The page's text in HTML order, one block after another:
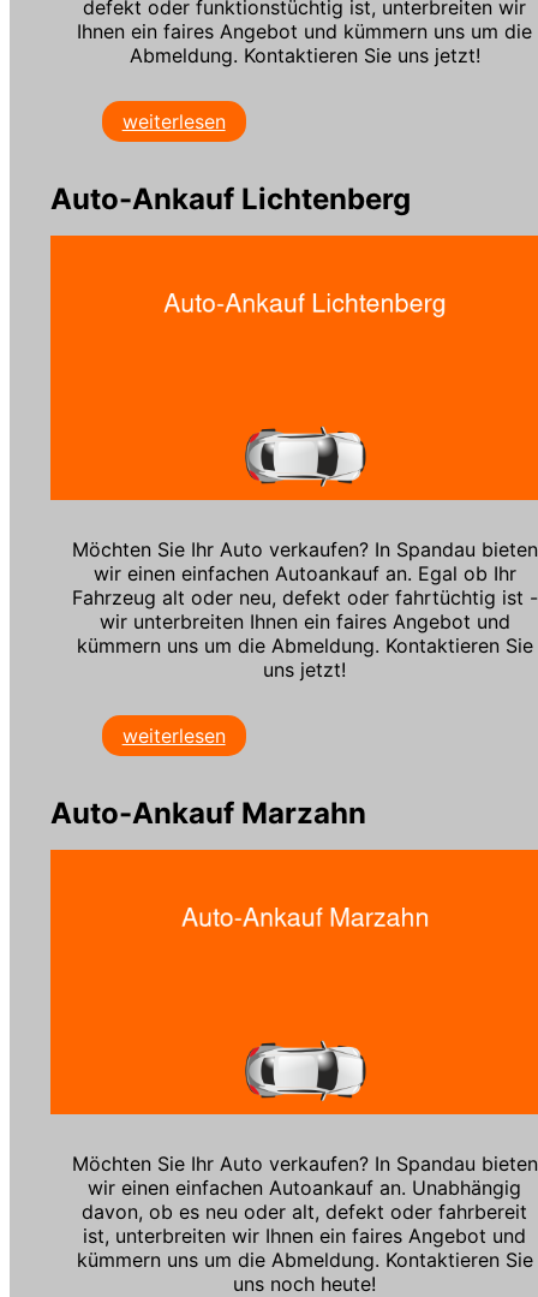
defekt oder funktionstüchtig ist, unterbreiten wir
Ihnen ein faires Angebot und kümmern uns um die
Abmeldung. Kontaktieren Sie uns jetzt!
weiterlesen
Auto-Ankauf Lichtenberg
Möchten Sie Ihr Auto verkaufen? In Spandau bieten
wir einen einfachen Autoankauf an. Egal ob Ihr
Fahrzeug alt oder neu, defekt oder fahrtüchtig ist -
wir unterbreiten Ihnen ein faires Angebot und
kümmern uns um die Abmeldung. Kontaktieren Sie
uns jetzt!
weiterlesen
Auto-Ankauf Marzahn
Möchten Sie Ihr Auto verkaufen? In Spandau bieten
wir einen einfachen Autoankauf an. Unabhängig
davon, ob es neu oder alt, defekt oder fahrbereit
ist, unterbreiten wir Ihnen ein faires Angebot und
kümmern uns um die Abmeldung. Kontaktieren Sie
uns noch heute!